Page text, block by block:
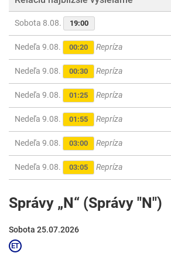
Sobota 8.08. 19:00
Nedeľa 9.08. 00:20 Repríza
Nedeľa 9.08. 00:30 Repríza
Nedeľa 9.08. 01:25 Repríza
Nedeľa 9.08. 01:55 Repríza
Nedeľa 9.08. 03:00 Repríza
Nedeľa 9.08. 03:05 Repríza
Správy „N“ (Správy "N")
Sobota 25.07.2026